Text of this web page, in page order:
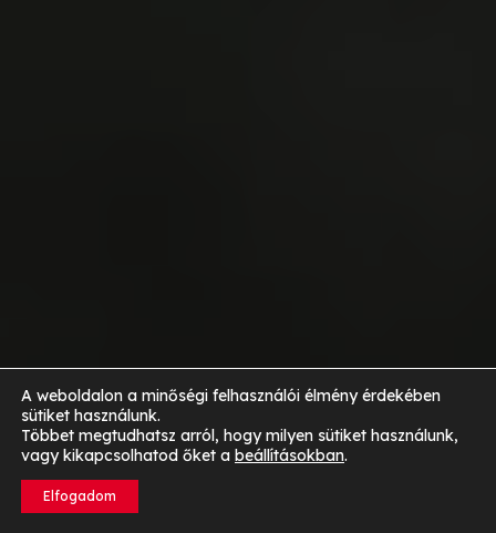
A weboldalon a minőségi felhasználói élmény érdekében
sütiket használunk.
Többet megtudhatsz arról, hogy milyen sütiket használunk,
vagy kikapcsolhatod őket a beállításokban.
Elfogadom